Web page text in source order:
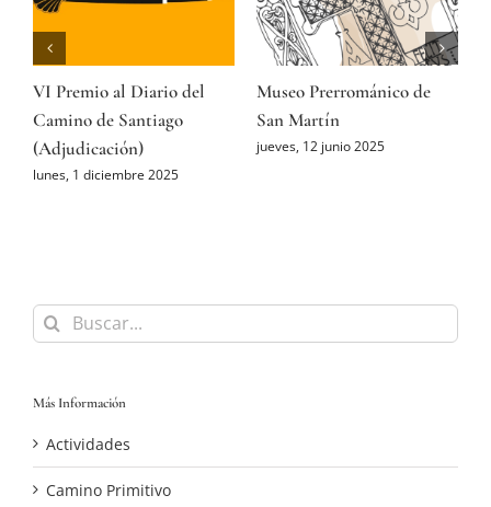
VI Premio al Diario del
Camino de Santiago
(Adjudicación)
lunes, 1 diciembre 2025
Museo Prerrománico de
San Martín
jueves, 12 junio 2025
Buscar:
Más Información
Actividades
Camino Primitivo